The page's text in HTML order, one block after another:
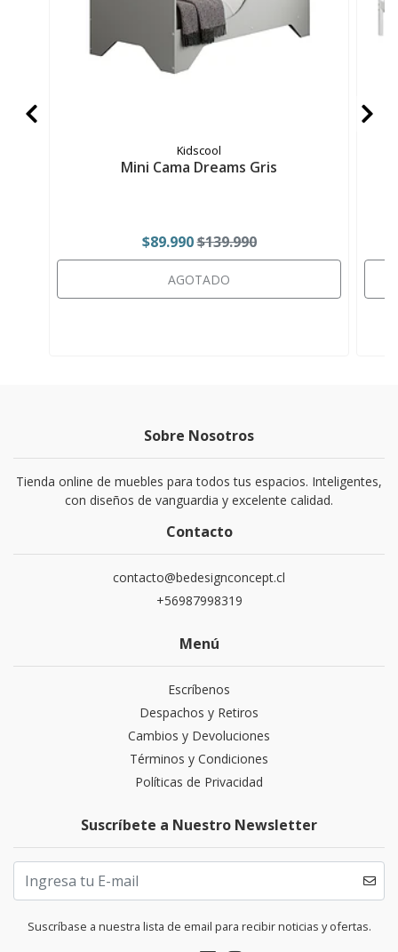
Kidscool
Mini Cama Dreams Gris
$89.990$139.990
AGOTADO
Sobre Nosotros
Tienda online de muebles para todos tus espacios. Inteligentes,
con diseños de vanguardia y excelente calidad.
Contacto
contacto@bedesignconcept.cl
+56987998319
Menú
Escríbenos
Despachos y Retiros
Cambios y Devoluciones
Términos y Condiciones
Políticas de Privacidad
Suscríbete a Nuestro Newsletter
Suscríbase a nuestra lista de email para recibir noticias y ofertas.